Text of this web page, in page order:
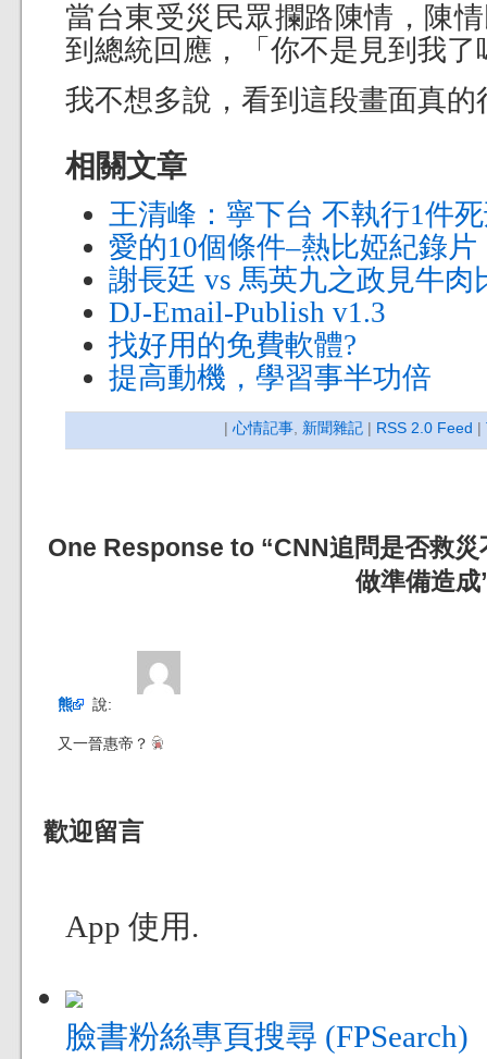
當台東受災民眾攔路陳情，陳
到總統回應，「你不是見到我了
我不想多說，看到這段畫面真
相關文章
王清峰：寧下台 不執行1件
愛的10個條件–熱比婭紀錄片
謝長廷 vs 馬英九之政見牛肉
DJ-Email-Publish v1.3
找好用的免費軟體?
提高動機，學習事半功倍
| 心情記事 新聞雜記 | RSS 2.0 Feed |
One Response to “CNN追問是否救
做準備造成
熊 說:
又一晉惠帝？
歡迎留言
App 使用.
臉書粉絲專頁搜尋 (FPSearch)